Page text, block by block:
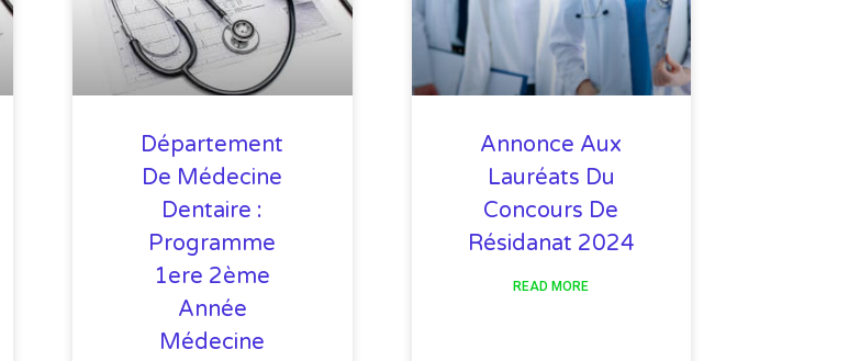
Département
De Médecine
Dentaire :
Programme
1ere 2ème
Année
Médecine
Annonce Aux
Lauréats Du
Concours De
Résidanat 2024
READ MORE